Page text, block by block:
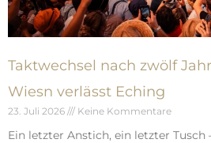
Taktwechsel nach zwölf
Wiesn verlässt Eching
23. Juli 2026 Keine Kommentare
Ein letzter Anstich, ein letzter